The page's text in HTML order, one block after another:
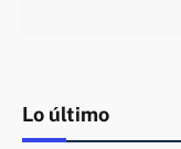
Lo último